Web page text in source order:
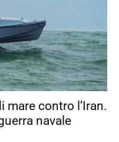
mare contro l’Iran.
navale